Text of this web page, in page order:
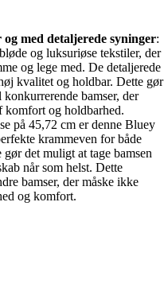
med detaljerede syninger:
og luksuriøse tekstiler, der
og lege med. De detaljerede
kvalitet og holdbar. Dette gør
bamser, der
komfort og holdbarhed.
på 45,72 cm er denne Bluey
krammeven for både
det muligt at tage bamsen
når som helst. Dette
bamser, der måske ikke
og komfort.